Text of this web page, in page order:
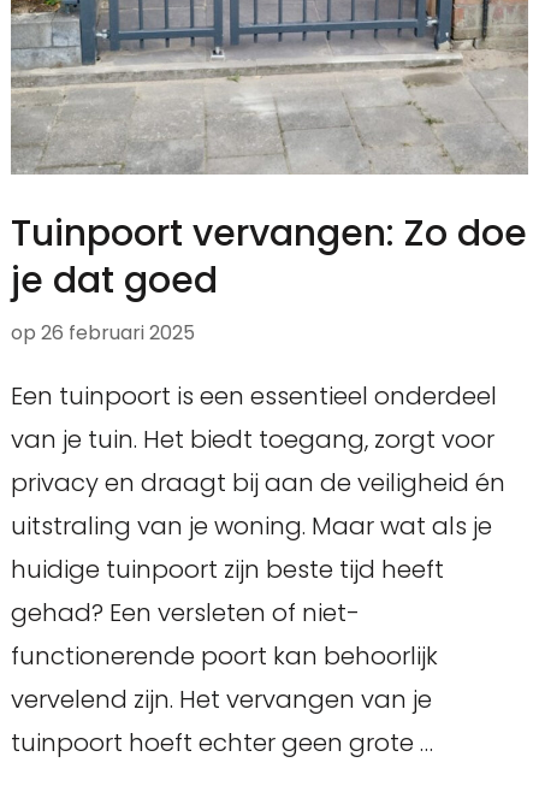
Tuinpoort vervangen: Zo doe
je dat goed
op 26 februari 2025
Een tuinpoort is een essentieel onderdeel
van je tuin. Het biedt toegang, zorgt voor
privacy en draagt bij aan de veiligheid én
uitstraling van je woning. Maar wat als je
huidige tuinpoort zijn beste tijd heeft
gehad? Een versleten of niet-
functionerende poort kan behoorlijk
vervelend zijn. Het vervangen van je
tuinpoort hoeft echter geen grote …